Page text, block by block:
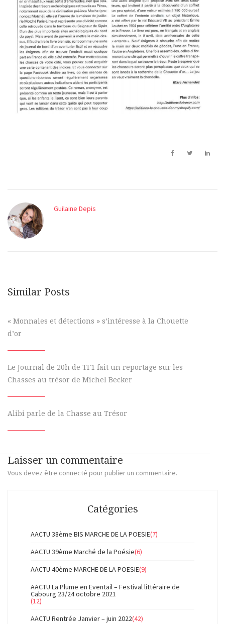
Guilaine Depis
Similar Posts
« Monnaies et détections » s’intéresse à la Chouette
d’or
Le Journal de 20h de TF1 fait un reportage sur les
Chasses au trésor de Michel Becker
Alibi parle de la Chasse au Trésor
Laisser un commentaire
Vous devez être connecté pour publier un commentaire.
Catégories
AACTU 38ème BIS MARCHE DE LA POESIE(7)
AACTU 39ème Marché de la Poésie(6)
AACTU 40ème MARCHE DE LA POESIE(9)
AACTU La Plume en Eventail – Festival littéraire de
Cabourg 23/24 octobre 2021
(12)
AACTU Rentrée Janvier – juin 2022(42)